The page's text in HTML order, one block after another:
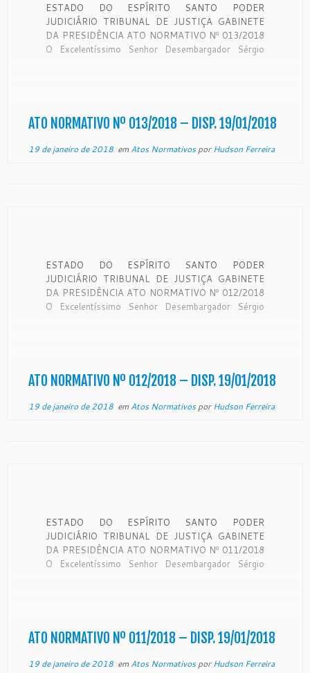
ESTADO DO ESPÍRITO SANTO PODER
JUDICIÁRIO TRIBUNAL DE JUSTIÇA GABINETE
DA PRESIDÊNCIA ATO NORMATIVO Nº 013/2018
O Excelentíssimo Senhor Desembargador Sérgio
ATO NORMATIVO Nº 013/2018 – DISP. 19/01/2018
19 de janeiro de 2018em Atos NormativosporHudson Ferreira
ESTADO DO ESPÍRITO SANTO PODER
JUDICIÁRIO TRIBUNAL DE JUSTIÇA GABINETE
DA PRESIDÊNCIA ATO NORMATIVO Nº 012/2018
O Excelentíssimo Senhor Desembargador Sérgio
ATO NORMATIVO Nº 012/2018 – DISP. 19/01/2018
19 de janeiro de 2018em Atos NormativosporHudson Ferreira
ESTADO DO ESPÍRITO SANTO PODER
JUDICIÁRIO TRIBUNAL DE JUSTIÇA GABINETE
DA PRESIDÊNCIA ATO NORMATIVO Nº 011/2018
O Excelentíssimo Senhor Desembargador Sérgio
ATO NORMATIVO Nº 011/2018 – DISP. 19/01/2018
19 de janeiro de 2018em Atos NormativosporHudson Ferreira